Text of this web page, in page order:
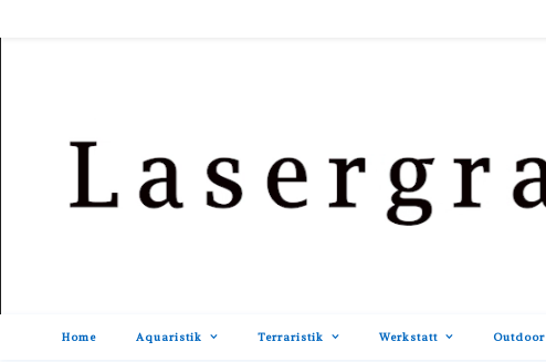
Home Aquaristik Terraristik Werkstatt Outdoor